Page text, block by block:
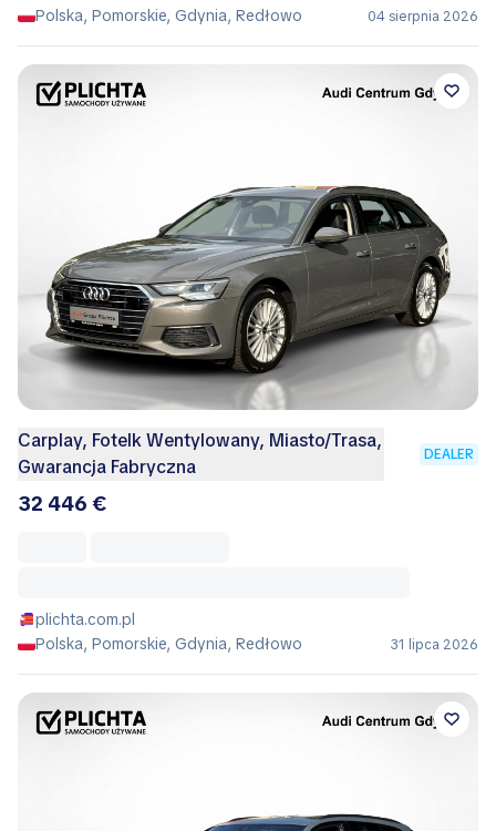
Polska, Pomorskie, Gdynia, Redłowo
04 sierpnia 2026
Carplay, Fotelk Wentylowany, Miasto/Trasa,
Gwarancja Fabryczna
DEALER
32 446 €
plichta.com.pl
Polska, Pomorskie, Gdynia, Redłowo
31 lipca 2026